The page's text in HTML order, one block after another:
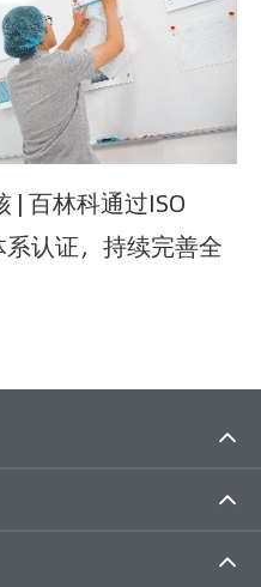
| 百林科通过ISO
认证，持续完善全